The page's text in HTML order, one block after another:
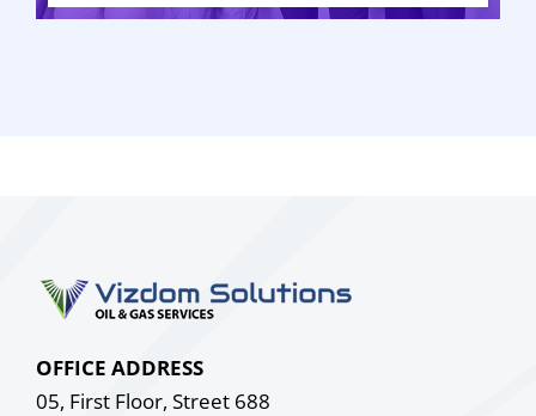
OFFICE ADDRESS
05, First Floor, Street 688